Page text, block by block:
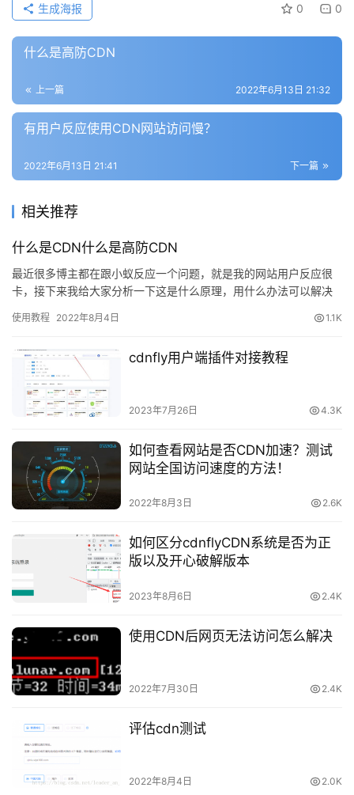
公
告
答
社
优
速
盾
动
态
0 0
生成海报
什么是高防CDN
上一篇 2022年6月13日 21:32
有用户反应使用CDN网站访问慢？
下一篇
2022年6月13日 21:41
相关推荐
什么是CDN什么是高防CDN
最近很多博主都在跟小蚁反应一个问题，就是我的网站用户反应很
卡，接下来我给大家分析一下这是什么原理，用什么办法可以解决
使用教程 2022年8月4日 1.1K
cdnfly用户端插件对接教程
2023年7月26日 4.3K
如何查看网站是否CDN加速？测试
网站全国访问速度的方法！
2022年8月3日 2.6K
如何区分cdnflyCDN系统是否为正
版以及开心破解版本
2023年8月6日 2.4K
使用CDN后网页无法访问怎么解决
2022年7月30日 2.4K
评估cdn测试
2022年8月4日 2.0K